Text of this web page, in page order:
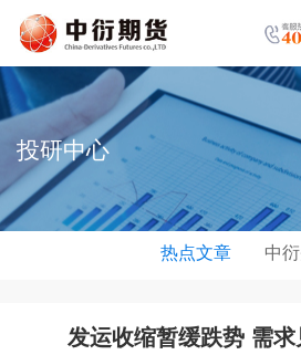
投研中心
热点文章 中
发运收缩暂缓跌势 需